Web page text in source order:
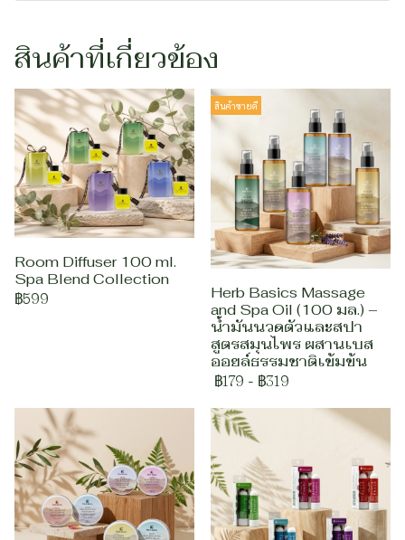
สินค้าที่เกี่ยวข้อง
Room Diffuser 100 ml.
Spa Blend Collection
฿599
สินค้าขายดี
Herb Basics Massage
and Spa Oil (100 มล.) –
น้ำมันนวดตัวและสปา
สูตรสมุนไพร ผสานเบส
ออยล์ธรรมชาติเข้มข้น
฿179 - ฿319